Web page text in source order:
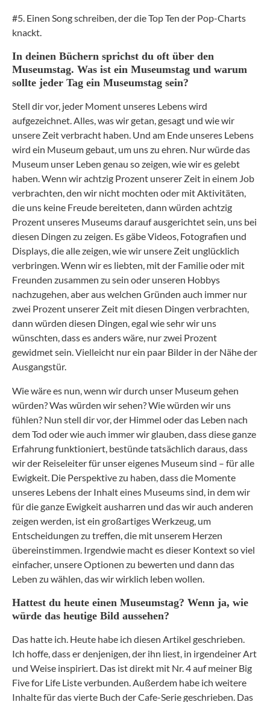
#5. Einen Song schreiben, der die Top Ten der Pop-Charts
knackt.
In deinen Büchern sprichst du oft über den
Museumstag. Was ist ein Museumstag und warum
sollte jeder Tag ein Museumstag sein?
Stell dir vor, jeder Moment unseres Lebens wird
aufgezeichnet. Alles, was wir getan, gesagt und wie wir
unsere Zeit verbracht haben. Und am Ende unseres Lebens
wird ein Museum gebaut, um uns zu ehren. Nur würde das
Museum unser Leben genau so zeigen, wie wir es gelebt
haben. Wenn wir achtzig Prozent unserer Zeit in einem Job
verbrachten, den wir nicht mochten oder mit Aktivitäten,
die uns keine Freude bereiteten, dann würden achtzig
Prozent unseres Museums darauf ausgerichtet sein, uns bei
diesen Dingen zu zeigen. Es gäbe Videos, Fotografien und
Displays, die alle zeigen, wie wir unsere Zeit unglücklich
verbringen. Wenn wir es liebten, mit der Familie oder mit
Freunden zusammen zu sein oder unseren Hobbys
nachzugehen, aber aus welchen Gründen auch immer nur
zwei Prozent unserer Zeit mit diesen Dingen verbrachten,
dann würden diesen Dingen, egal wie sehr wir uns
wünschten, dass es anders wäre, nur zwei Prozent
gewidmet sein. Vielleicht nur ein paar Bilder in der Nähe der
Ausgangstür.
Wie wäre es nun, wenn wir durch unser Museum gehen
würden? Was würden wir sehen? Wie würden wir uns
fühlen? Nun stell dir vor, der Himmel oder das Leben nach
dem Tod oder wie auch immer wir glauben, dass diese ganze
Erfahrung funktioniert, bestünde tatsächlich daraus, dass
wir der Reiseleiter für unser eigenes Museum sind – für alle
Ewigkeit. Die Perspektive zu haben, dass die Momente
unseres Lebens der Inhalt eines Museums sind, in dem wir
für die ganze Ewigkeit ausharren und das wir auch anderen
zeigen werden, ist ein großartiges Werkzeug, um
Entscheidungen zu treffen, die mit unserem Herzen
übereinstimmen. Irgendwie macht es dieser Kontext so viel
einfacher, unsere Optionen zu bewerten und dann das
Leben zu wählen, das wir wirklich leben wollen.
Hattest du heute einen Museumstag? Wenn ja, wie
würde das heutige Bild aussehen?
Das hatte ich. Heute habe ich diesen Artikel geschrieben.
Ich hoffe, dass er denjenigen, der ihn liest, in irgendeiner Art
und Weise inspiriert. Das ist direkt mit Nr. 4 auf meiner Big
Five for Life Liste verbunden. Außerdem habe ich weitere
Inhalte für das vierte Buch der Cafe-Serie geschrieben. Das